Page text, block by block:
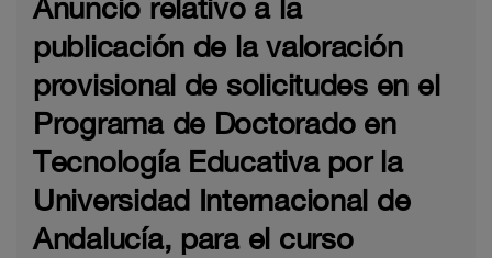
Anuncio relativo a la
publicación de la valoración
provisional de solicitudes en el
Programa de Doctorado en
Tecnología Educativa por la
Universidad Internacional de
Andalucía, para el curso